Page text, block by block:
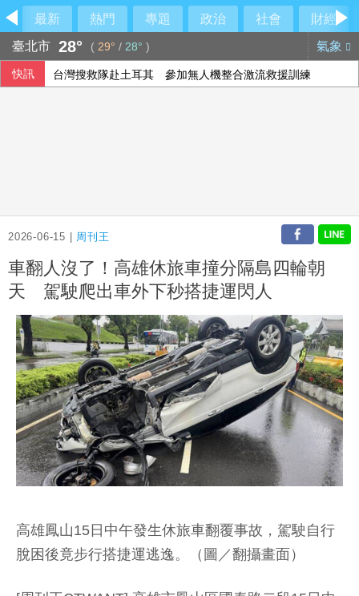
最新 熱門 專題 政治 社會
財經
臺北市 28° ( 29° / 28° ) 氣象
快訊 台灣搜救隊赴土耳其 參加無人機整合激流救援訓練
2026-06-15 | 周刊王
車翻人沒了！高雄休旅車撞分隔島四輪朝
天 駕駛爬出車外下秒搭捷運閃人
高雄鳳山15日中午發生休旅車翻覆事故，駕駛自行
脫困後竟步行搭捷運逃逸。（圖／翻攝畫面）